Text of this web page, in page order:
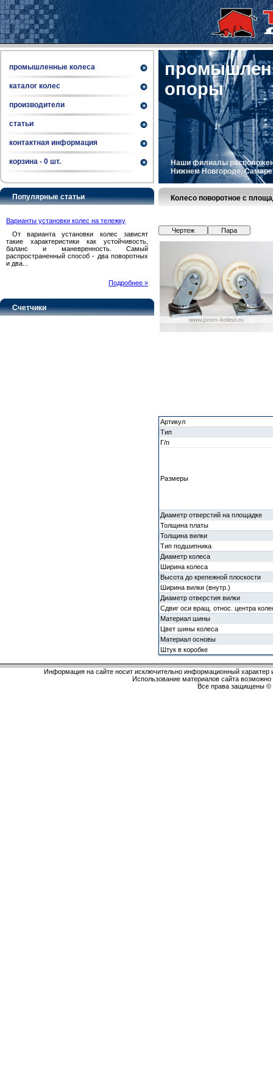
опоры
Наши филиалы
Нижнем Новгороде,
промышленные колеса
каталог колес
производители
статьи
контактная информация
корзина - 0 шт.
Колесо поворотное с
Чертеж Пара
Артикул
Тип
Г/п
Размеры
Диаметр отверстий на площадке
Толщина платы
Толщина вилки
Тип подшипника
Диаметр колеса
Ширина колеса
Высота до крепежной плоскости
Ширина вилки (внутр.)
Диаметр отверстия вилки
Сдвиг оси вращ. относ. центра
Материал шины
Цвет шины колеса
Материал основы
Штук в коробке
Популярные статьи
Варианты установки колес на тележку
От варианта установки колес зависят
такие характеристики как устойчивость,
баланс и маневренность. Самый
распространенный способ - два поворотных
и два...
Подробнее »
Счетчики
Информация на сайте носит исключительно информационный
Использование материалов сайта
Все права защищены ©